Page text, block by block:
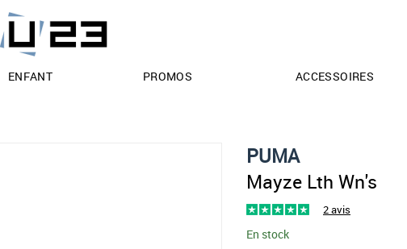
ENFANT PROMOS ACCESSOIRES
PUMA
Mayze Lth Wn's
2 avis
En stock